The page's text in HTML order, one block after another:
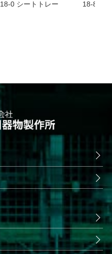
18-0 シートトレー 18-8 深